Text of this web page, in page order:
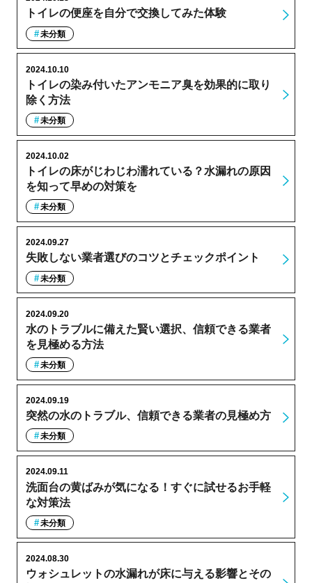
トイレの便座を自分で交換してみた体験
未分類
トイレの染み付いたアンモニア臭を効果的に取り
除く方法
2024.10.10
未分類
トイレの床がじわじわ濡れている？水漏れの原因
を知って早めの対策を
2024.10.02
未分類
失敗しない業者選びのコツとチェックポイント
2024.09.27
未分類
水のトラブルに備えた賢い選択、信頼できる業者
を見極める方法
2024.09.20
未分類
突然の水のトラブル、信頼できる業者の見極め方
2024.09.19
未分類
洗面台の黄ばみが気になる！すぐに試せるお手軽
な対策法
2024.09.11
未分類
ウォシュレットの水漏れが床に与える影響とその
2024.08.30